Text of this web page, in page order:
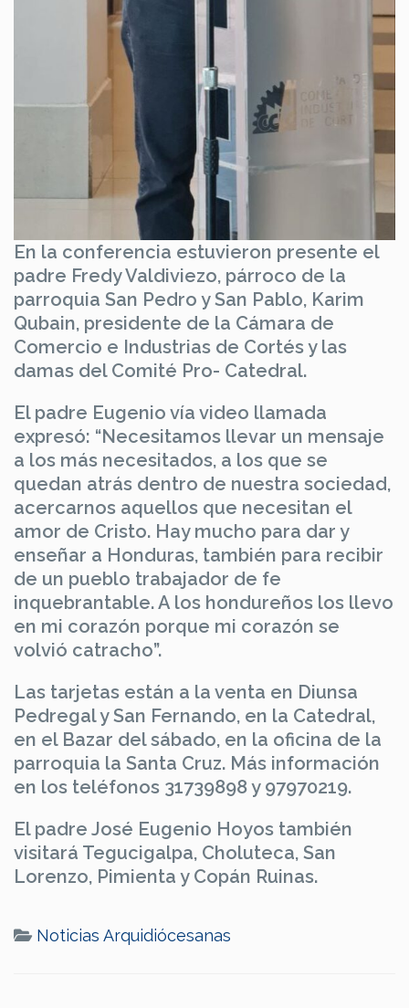
En la conferencia estuvieron presente el
padre Fredy Valdiviezo, párroco de la
parroquia San Pedro y San Pablo, Karim
Qubain, presidente de la Cámara de
Comercio e Industrias de Cortés y las
damas del Comité Pro- Catedral.
El padre Eugenio vía video llamada
expresó: “Necesitamos llevar un mensaje
a los más necesitados, a los que se
quedan atrás dentro de nuestra sociedad,
acercarnos aquellos que necesitan el
amor de Cristo. Hay mucho para dar y
enseñar a Honduras, también para recibir
de un pueblo trabajador de fe
inquebrantable. A los hondureños los llevo
en mi corazón porque mi corazón se
volvió catracho”.
Las tarjetas están a la venta en Diunsa
Pedregal y San Fernando, en la Catedral,
en el Bazar del sábado, en la oficina de la
parroquia la Santa Cruz. Más información
en los teléfonos 31739898 y 97970219.
El padre José Eugenio Hoyos también
visitará Tegucigalpa, Choluteca, San
Lorenzo, Pimienta y Copán Ruinas.
Noticias Arquidiócesanas